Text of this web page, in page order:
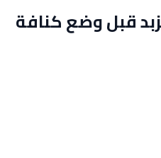
قبل وضع كنافة